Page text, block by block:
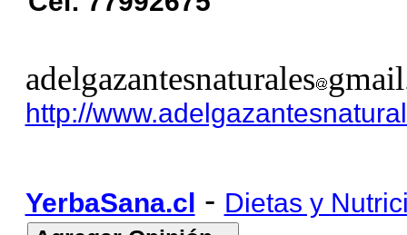
adelgazantesnaturales
http://
YerbaSana.cl - Dietas y